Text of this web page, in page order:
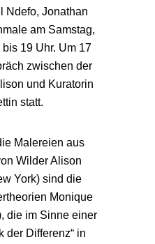
Ndefo, Jonathan
am Samstag,
19 Uhr. Um 17
zwischen der
und Kuratorin
statt.
Malereien aus
Wilder Alison
York) sind die
Monique
die im Sinne einer
der Differenz“ in